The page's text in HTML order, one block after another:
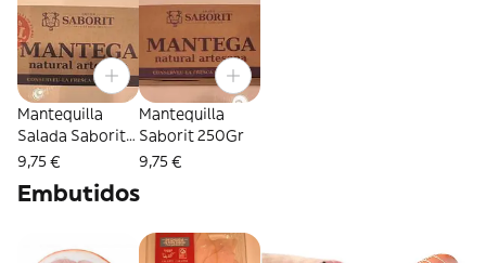
Mantequilla
Salada Saborit
250Gr
9,75 €
Mantequilla
Saborit 250Gr
9,75 €
Embutidos